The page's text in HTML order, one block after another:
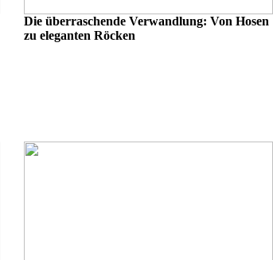
Die überraschende Verwandlung: Von Hosen
zu eleganten Röcken